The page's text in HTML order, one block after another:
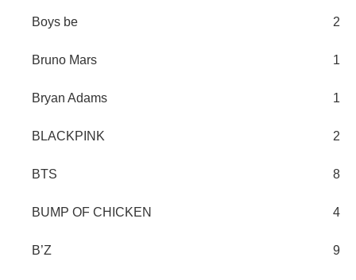
Boys be 2
Bruno Mars 1
Bryan Adams 1
BLACKPINK 2
BTS 8
BUMP OF CHICKEN 4
B’Z 9